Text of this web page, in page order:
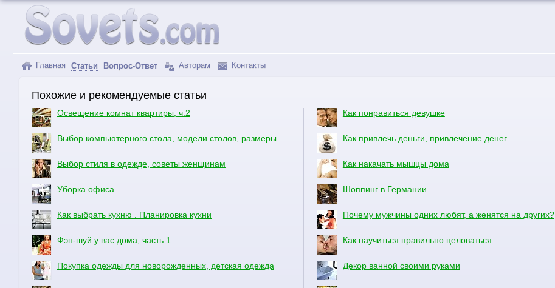
Главная Статьи Вопрос-Ответ Авторам Контакты
Похожие и рекомендуемые статьи
Освещение комнат квартиры, ч.2
Выбор компьютерного стола, модели столов, размеры
Выбор стиля в одежде, советы женщинам
Уборка офиса
Как выбрать кухню . Планировка кухни
Фэн-шуй у вас дома, часть 1
Покупка одежды для новорожденных, детская одежда
Как понравиться девушке
Как привлечь деньги, привлечение денег
Как накачать мышцы дома
Шоппинг в Германии
Почему мужчины одних любят, а женятся на других?
Как научиться правильно целоваться
Декор ванной своими руками